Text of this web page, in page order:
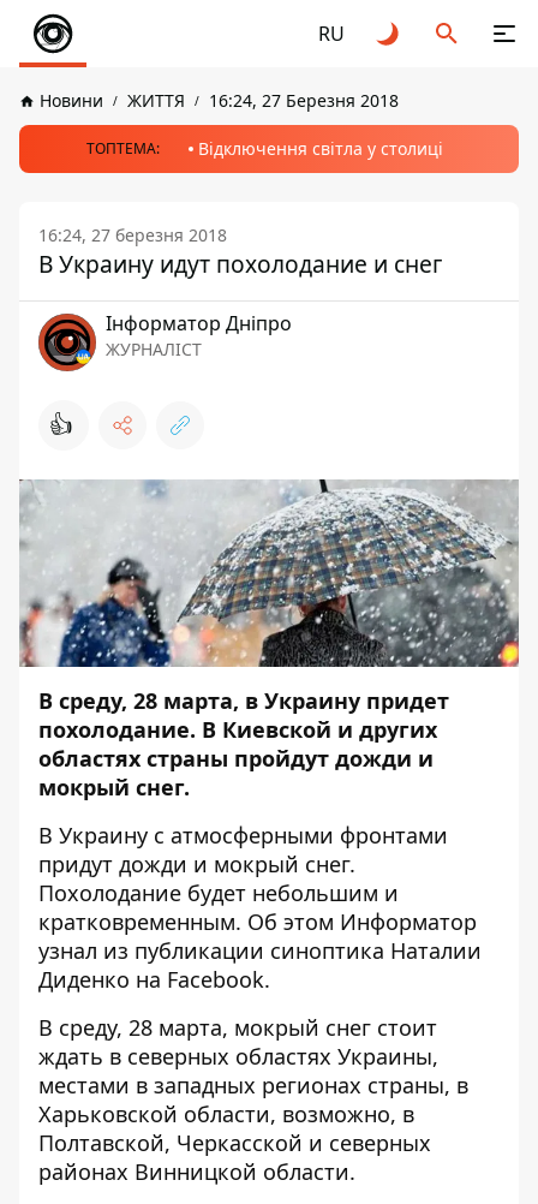
RU
Новини ЖИТТЯ 16:24, 27 Березня 2018
ТОПТЕМА: Відключення світла у столиці
16:24, 27 березня 2018
В Украину идут похолодание и снег
Інформатор Дніпро
ЖУРНАЛІСТ
👍
В среду, 28 марта, в Украину придет
похолодание. В Киевской и других
областях страны пройдут дожди и
мокрый снег.
В Украину с атмосферными фронтами
придут дожди и мокрый снег.
Похолодание будет небольшим и
кратковременным. Об этом Информатор
узнал из публикации синоптика Наталии
Диденко на Facebook.
В среду, 28 марта, мокрый снег стоит
ждать в северных областях Украины,
местами в западных регионах страны, в
Харьковской области, возможно, в
Полтавской, Черкасской и северных
районах Винницкой области.